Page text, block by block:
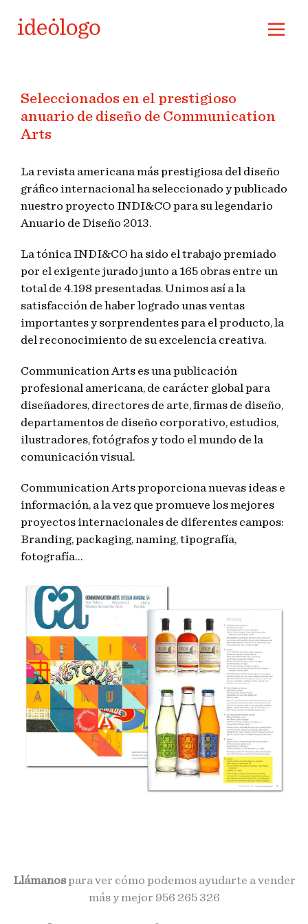
Seleccionados en el prestigioso
anuario de diseño de Communication
Arts
La revista americana más prestigiosa del diseño
gráfico internacional ha seleccionado y publicado
nuestro proyecto INDI&CO para su legendario
Anuario de Diseño 2013.
La tónica INDI&CO ha sido el trabajo premiado
por el exigente jurado junto a 165 obras entre un
total de 4.198 presentadas. Unimos así a la
satisfacción de haber logrado unas ventas
importantes y sorprendentes para el producto, la
del reconocimiento de su excelencia creativa.
Communication Arts es una publicación
profesional americana, de carácter global para
diseñadores, directores de arte, firmas de diseño,
departamentos de diseño corporativo, estudios,
ilustradores, fotógrafos y todo el mundo de la
comunicación visual.
Communication Arts proporciona nuevas ideas e
información, a la vez que promueve los mejores
proyectos internacionales de diferentes campos:
Branding, packaging, naming, tipografía,
fotografía…
Llámanospara ver cómo podemos ayudarte a vender
más y mejor 956 265 326